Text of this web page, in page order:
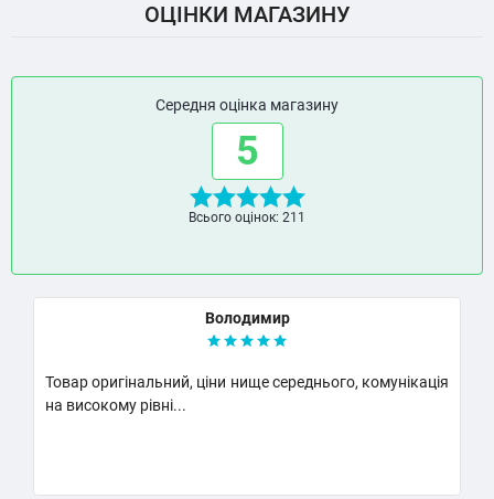
ОЦІНКИ МАГАЗИНУ
Середня оцінка магазину
5
Всього оцінок: 211
Володимир
Товар оригінальний, ціни нище середнього, комунікація
на високому рівні...